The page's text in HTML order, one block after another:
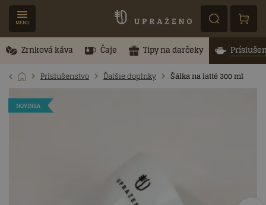
MENU
Zrnková káva Čaje Tipy na darčeky
Príslušenstvo Ďalšie doplnky Šálka na latté 300 ml
NOVINKA